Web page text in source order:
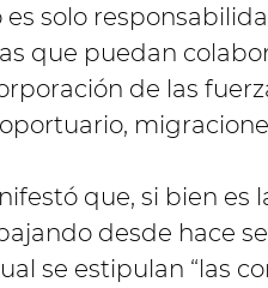
es solo
que puedan
de las
que, si bien es
desde hace
se estipulan “las